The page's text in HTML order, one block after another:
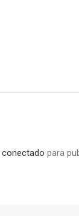
conectado para